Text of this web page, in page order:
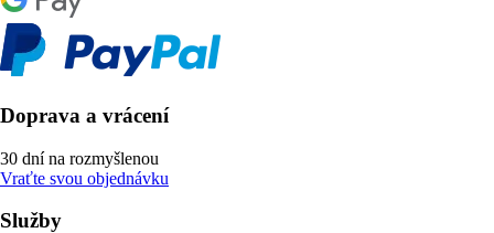
Doprava a vrácení
30 dní na rozmyšlenou
Vraťte svou objednávku
Služby